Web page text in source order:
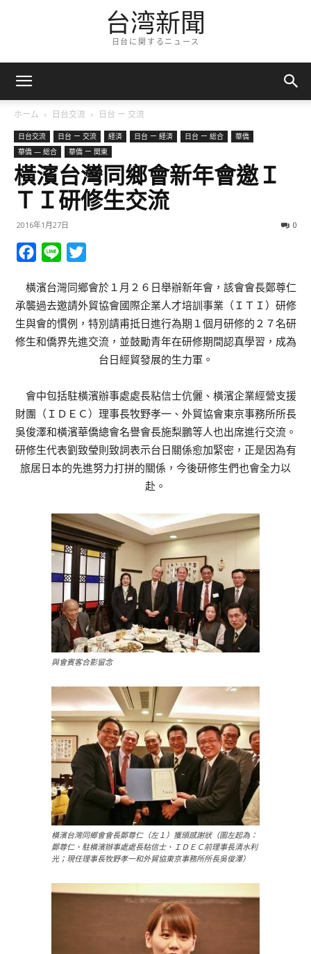
台湾新聞
日台に関するニュース
ホーム 日台交流 日台 ー 交流
日台交流 日台 ー 交流 経済 日台 ー 経済 日台 ー 総合
華僑
華僑 — 総合
華僑 ー 関東
橫濱台灣同鄉會新年會邀Ｉ
ＴＩ研修生交流
2016年1月27日 0
Facebook
Line
橫濱台灣同鄉會於１月２６日舉辦新年會，該會會長鄭尊仁
承襲過去邀請外貿協會國際企業人才培訓事業（ＩＴＩ）研修
生與會的慣例，特別請甫抵日進行為期１個月研修的２７名研
修生和僑界先進交流，並鼓勵青年在研修期間認真學習，成為
台日經貿發展的生力軍。
會中包括駐橫濱辦事處處長粘信士伉儷、橫濱企業經營支援
財團（ＩＤＥＣ）理事長牧野孝一、外貿協會東京事務所所長
吳俊澤和橫濱華僑總會名譽會長施梨鵬等人也出席進行交流。
研修生代表劉致瑩則致詞表示台日關係愈加緊密，正是因為有
旅居日本的先進努力打拼的關係，今後研修生們也會全力以
赴。
與會賓客合影留念
橫濱台灣同鄉會會長鄭尊仁（左１）獲頒感謝狀（圖左起為：
鄭尊仁、駐橫濱辦事處處長粘信士、ＩＤＥＣ前理事長清水利
光；現任理事長牧野孝一和外貿協東京事務所所長吳俊澤）